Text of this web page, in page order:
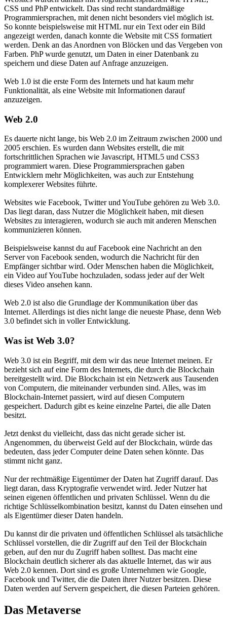
CSS und PhP entwickelt. Das sind recht standardmäßige
Programmiersprachen, mit denen nicht besonders viel möglich ist.
So konnte beispielsweise mit HTML nur ein Text oder ein Bild
angezeigt werden, danach konnte die Website mit CSS formatiert
werden. Denk an das Anordnen von Blöcken und das Vergeben von
Farben. PhP wurde genutzt, um Daten in einer Datenbank zu
speichern und diese Daten auf Anfrage anzuzeigen.
Web 1.0 ist die erste Form des Internets und hat kaum mehr
Funktionalität, als eine Website mit Informationen darauf
anzuzeigen.
Web 2.0
Es dauerte nicht lange, bis Web 2.0 im Zeitraum zwischen 2000 und
2005 erschien. Es wurden dann Websites erstellt, die mit
fortschrittlichen Sprachen wie Javascript, HTML5 und CSS3
programmiert waren. Diese Programmiersprachen gaben
Entwicklern mehr Möglichkeiten, was auch zur Entstehung
komplexerer Websites führte.
Websites wie Facebook, Twitter und YouTube gehören zu Web 3.0.
Das liegt daran, dass Nutzer die Möglichkeit haben, mit diesen
Websites zu interagieren, wodurch sie auch mit anderen Menschen
kommunizieren können.
Beispielsweise kannst du auf Facebook eine Nachricht an den
Server von Facebook senden, wodurch die Nachricht für den
Empfänger sichtbar wird. Oder Menschen haben die Möglichkeit,
ein Video auf YouTube hochzuladen, sodass jeder auf der Welt
dieses Video ansehen kann.
Web 2.0 ist also die Grundlage der Kommunikation über das
Internet. Allerdings ist dies nicht lange die neueste Phase, denn Web
3.0 befindet sich in voller Entwicklung.
Was ist Web 3.0?
Web 3.0 ist ein Begriff, mit dem wir das neue Internet meinen. Er
bezieht sich auf eine Form des Internets, die durch die Blockchain
bereitgestellt wird. Die Blockchain ist ein Netzwerk aus Tausenden
von Computern, die miteinander verbunden sind. Alles, was im
Blockchain-Internet passiert, wird auf diesen Computern
gespeichert. Dadurch gibt es keine einzelne Partei, die alle Daten
besitzt.
Jetzt denkst du vielleicht, dass das nicht gerade sicher ist.
Angenommen, du überweist Geld auf der Blockchain, würde das
bedeuten, dass jeder Computer deine Daten sehen könnte. Das
stimmt nicht ganz.
Nur der rechtmäßige Eigentümer der Daten hat Zugriff darauf. Das
liegt daran, dass Kryptografie verwendet wird. Jeder Nutzer hat
seinen eigenen öffentlichen und privaten Schlüssel. Wenn du die
richtige Schlüsselkombination besitzt, kannst du Daten einsehen und
als Eigentümer dieser Daten handeln.
Du kannst dir die privaten und öffentlichen Schlüssel als tatsächliche
Schlüssel vorstellen, die dir Zugriff auf den Teil der Blockchain
geben, auf den nur du Zugriff haben solltest. Das macht eine
Blockchain deutlich sicherer als das aktuelle Internet, das wir aus
Web 2.0 kennen. Dort sind es große Unternehmen wie Google,
Facebook und Twitter, die die Daten ihrer Nutzer besitzen. Diese
Daten werden auf Servern gespeichert, die diesen Parteien gehören.
Das Metaverse